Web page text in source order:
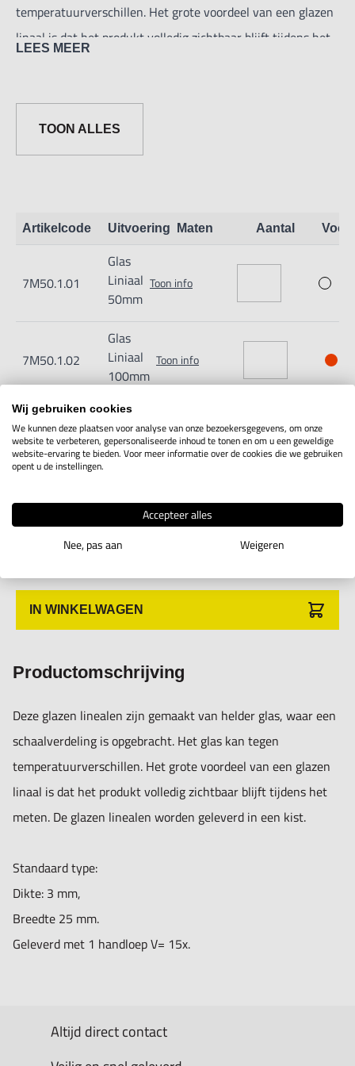
temperatuurverschillen. Het grote voordeel van een glazen
linaal is dat het produkt volledig zichtbaar blijft tijdens het
Dikte: 3 mm,
LEES MEER
TOON ALLES
Artikelcode Uitvoering Maten Aantal
7M50.1.01
Glas
Liniaal
50mm
Toon info
7M50.1.02
Glas
Liniaal
100mm
Toon info
7M50.1.03
Glas
Liniaal
200mm
Toon info
300mm
Toon info
IN WINKELWAGEN
Productomschrijving
Deze glazen linealen zijn gemaakt van helder glas, waar een
schaalverdeling is opgebracht. Het glas kan tegen
temperatuurverschillen. Het grote voordeel van een glazen
linaal is dat het produkt volledig zichtbaar blijft tijdens het
meten. De glazen linealen worden geleverd in een kist.
Standaard type:
Dikte: 3 mm,
Breedte 25 mm.
Geleverd met 1 handloep V= 15x.
Altijd direct contact
Wij gebruiken cookies
We kunnen deze plaatsen voor analyse van onze bezoekersgegevens, om onze
website te verbeteren, gepersonaliseerde inhoud te tonen en om u een geweldige
website-ervaring te bieden. Voor meer informatie over de cookies die we gebruiken
opent u de instellingen.
Accepteer alles
Nee, pas aan
Weigeren